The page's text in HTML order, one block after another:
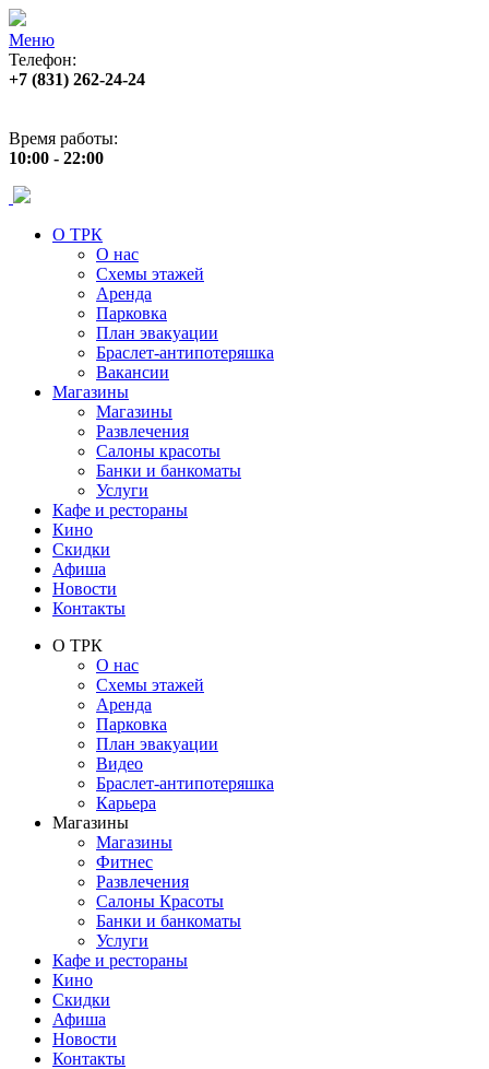
Меню
Телефон:
+7 (831) 262-24-24
Время работы:
10:00 - 22:00
О ТРК
О нас
Схемы этажей
Аренда
Парковка
План эвакуации
Браслет-антипотеряшка
Вакансии
Магазины
Магазины
Развлечения
Салоны красоты
Банки и банкоматы
Услуги
Кафе и рестораны
Кино
Скидки
Афиша
Новости
Контакты
О ТРК
О нас
Схемы этажей
Аренда
Парковка
План эвакуации
Видео
Браслет-антипотеряшка
Карьера
Магазины
Магазины
Фитнес
Развлечения
Салоны Красоты
Банки и банкоматы
Услуги
Кафе и рестораны
Кино
Скидки
Афиша
Новости
Контакты